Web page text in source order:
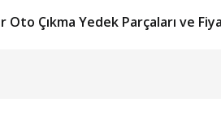
Oto Çıkma Yedek Parçaları ve